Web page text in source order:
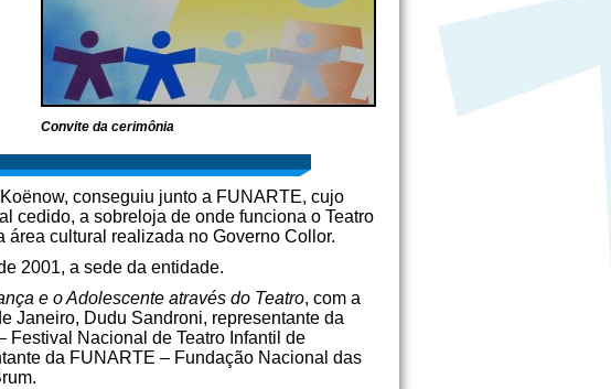
Convite da cerimônia
conseguiu junto a FUNARTE, cujo
cedido, a sobreloja de onde funciona o Teatro
cultural realizada no Governo Collor.
2001, a sede da entidade.
e o Adolescente através do Teatro, com a
Janeiro, Dudu Sandroni, representante da
Festival Nacional de Teatro Infantil de
da FUNARTE – Fundação Nacional das